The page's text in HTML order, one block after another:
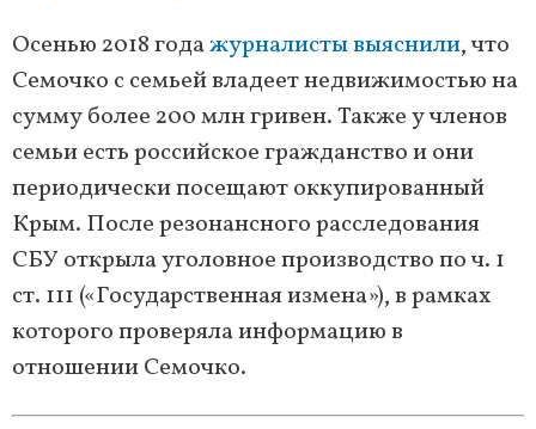
Осенью 2018 годажурналисты выяснили, что
Семочко с семьей владеет недвижимостью на
сумму более 200 млн гривен. Также у членов
семьи есть российское гражданство и они
периодически посещают оккупированный
Крым. После резонансного расследования
СБУ открыла уголовное производство по ч. 1
ст. 111 («Государственная измена»), в рамках
которого проверяла информацию в
отношении Семочко.